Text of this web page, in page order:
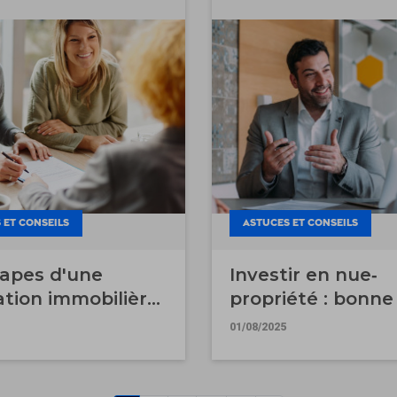
ET CONSEILS
d'une
immobilière
ASTUCES ET CONSEILS
Investir en nue‐
propriété : bonne
mauvaise idée ?
01/08/2025